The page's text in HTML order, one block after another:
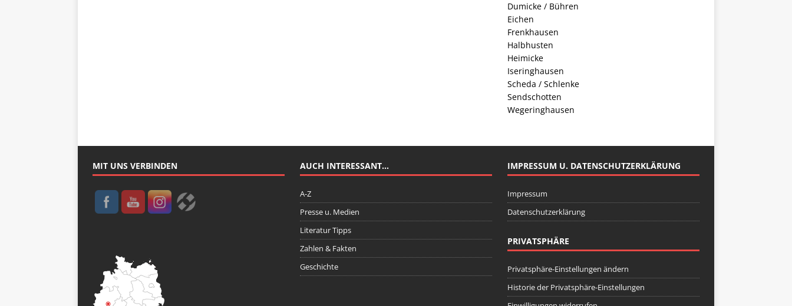
Dumicke / Bühren
Eichen
Frenkhausen
Halbhusten
Heimicke
Iseringhausen
Scheda / Schlenke
Sendschotten
Wegeringhausen
MIT UNS VERBINDEN AUCH INTERESSANT…
A-Z
Presse u. Medien
Literatur Tipps
Zahlen & Fakten
Geschichte
IMPRESSUM U. DATENSCHUTZERKLÄRUNG
Impressum
Datenschutzerklärung
PRIVATSPHÄRE
Privatsphäre-Einstellungen ändern
Historie der Privatsphäre-Einstellungen